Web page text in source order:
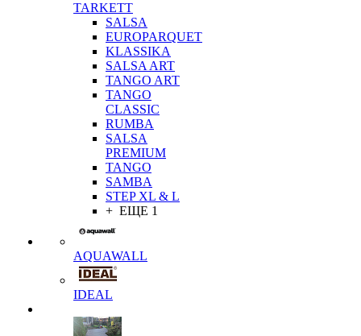
TARKETT
SALSA
EUROPARQUET
KLASSIKA
SALSA ART
TANGO ART
TANGO
CLASSIC
RUMBA
SALSA
PREMIUM
TANGO
SAMBA
STEP XL & L
+ ЕЩЕ 1
AQUAWALL
IDEAL